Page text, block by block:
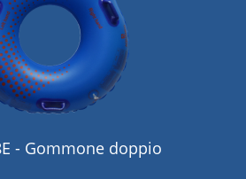
- Gommone doppio